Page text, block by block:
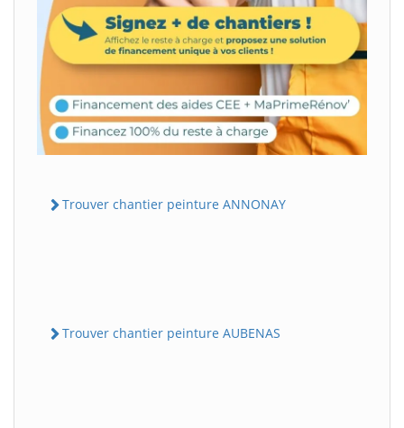
Trouver chantier peinture ANNONAY
Trouver chantier peinture AUBENAS